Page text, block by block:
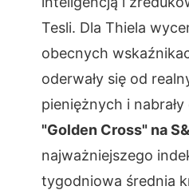
Tesli. Dla Thiela
obecnych
oderwały się od
pieniężnych i
"Golden Cross" na
najważniejszego
tygodniowa średnia